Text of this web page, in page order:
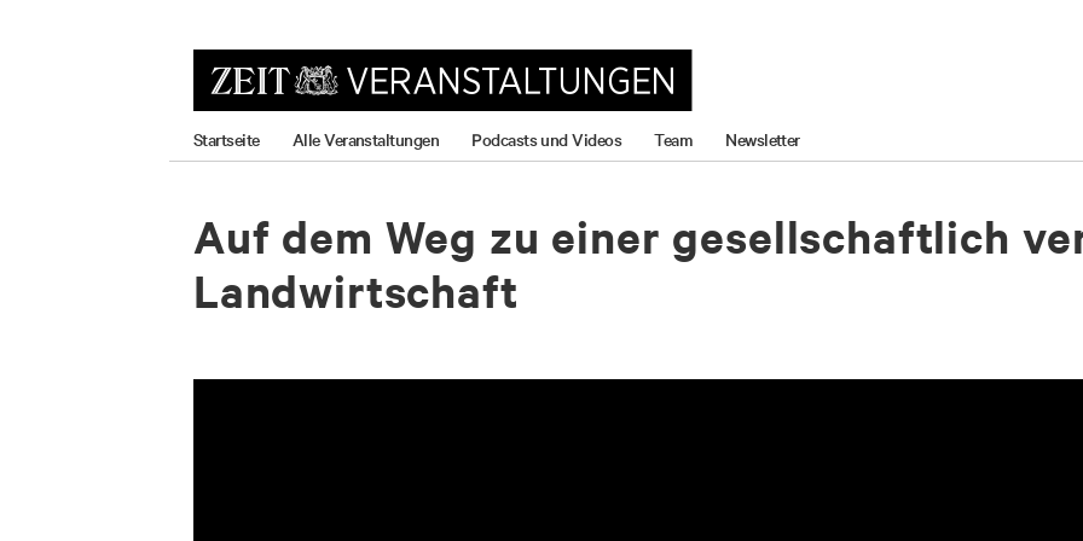
Startseite Alle Veranstaltungen Podcasts und Videos Team Newsletter
Auf dem Weg zu einer gesellschaftlich
Landwirtschaft